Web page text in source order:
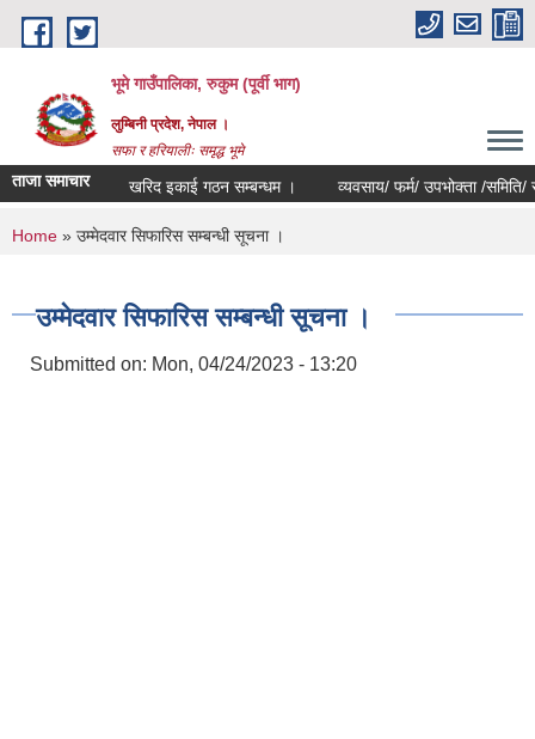
Skip to main content
भूमे गाउँपालिका, रुकुम (पूर्वी भाग)
लुम्बिनी प्रदेश, नेपाल ।
सफा र हरियालीः समृद्ध भूमे
ताजा समाचारखरिद इकाई गठन सम्बन्धम । व्यवसाय/ फर्म/ उपभोक्ता /समिति/ समुह/
You are here
Home » उम्मेदवार सिफारिस सम्बन्धी सूचना ।
उम्मेदवार सिफारिस सम्बन्धी सूचना ।
Submitted on: Mon, 04/24/2023 - 13:20